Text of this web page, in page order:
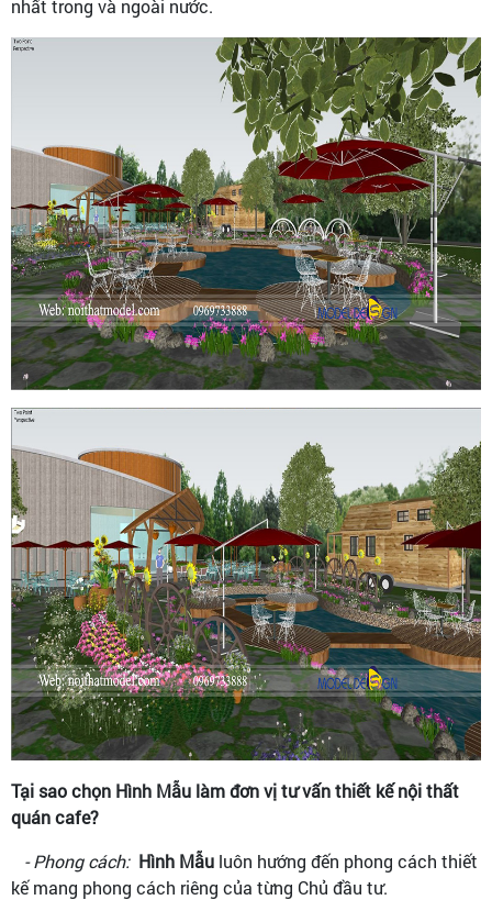
nhất trong và ngoài nước.
Tại sao chọn Hình Mẫu làm đơn vị tư vấn thiết kế nội thất
quán cafe?
- Phong cách: Hình Mẫu luôn hướng đến phong cách thiết
kế mang phong cách riêng của từng Chủ đầu tư.